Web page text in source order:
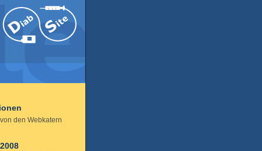
den Webkatern